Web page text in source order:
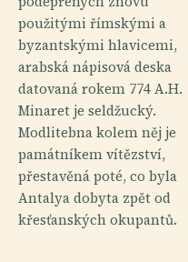
použitými římskými a
byzantskými hlavicemi,
arabská nápisová deska
datovaná rokem 774 A.H.
Minaret je seldžucký.
Modlitebna kolem něj je
památníkem vítězství,
přestavěná poté, co byla
Antalya dobyta zpět od
křesťanských okupantů.